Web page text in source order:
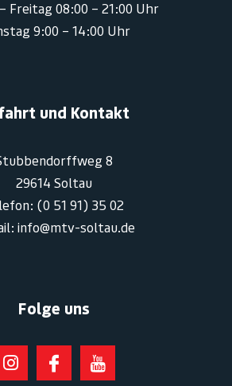
Freitag 08:00 – 21:00 Uhr
9:00 – 14:00 Uhr
und Kontakt
8
29614 Soltau
(0 51 91) 35 02
info@mtv-soltau.de
Folge uns